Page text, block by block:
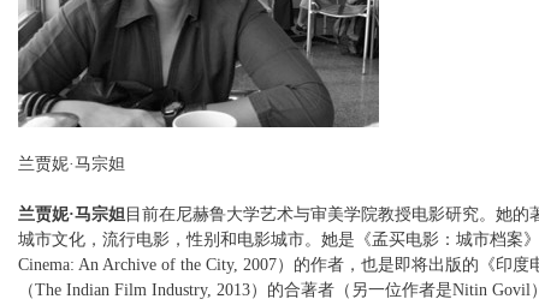
兰贾妮·马宗妲
兰贾妮·马宗妲 目前在尼赫鲁大学艺术与审美学院教授电影研究。她的
城市文化，流行电影，性别和电影城市。她是《孟买电影：城市档案
Cinema: An Archive of the City, 2007）的作者，也是即将出版的《印度
（The Indian Film Industry, 2013）的合著者（另一位作者是Nitin Govil